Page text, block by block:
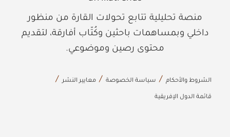
منصة تحليلية تتابع تحولات القارة من منظور
داخلي وبمساهمات باحثين وكُتّاب أفارقة، لتقديم
محتوى رصين وموضوعي.
الشروط والأحكام سياسة الخصوصة معايير النشر
قائمة الدول الإفريقية